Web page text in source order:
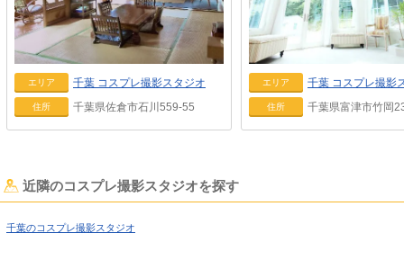
エリア 千葉 コスプレ撮影スタジオ
住所 千葉県佐倉市石川559-55
エリア 千葉 コスプレ撮影
住所 千葉県富津市竹岡
近隣のコスプレ撮影スタジオを探す
千葉のコスプレ撮影スタジオ